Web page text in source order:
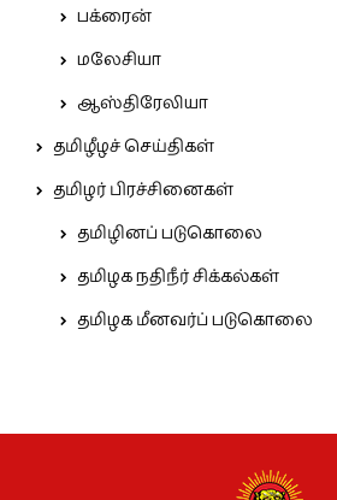
பக்ரைன்
மலேசியா
ஆஸ்திரேலியா
தமிழீழச் செய்திகள்
தமிழர் பிரச்சினைகள்
தமிழினப் படுகொலை
தமிழக நதிநீர் சிக்கல்கள்
தமிழக மீனவர்ப் படுகொலை